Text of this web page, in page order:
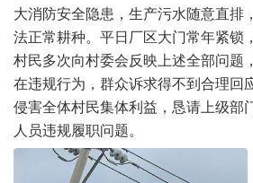
大消防安全隐患，生产污水随意直排
法正常耕种。平日厂区大门常年紧锁
村民多次向村委会反映上述全部问题
在违规行为，群众诉求得不到合理回
侵害全体村民集体利益，恳请上级部
人员违规履职问题。